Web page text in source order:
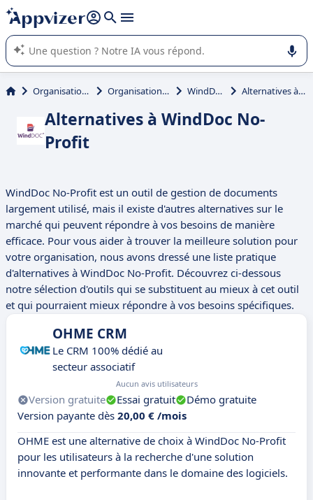
répondre (plusieurs lignes avec
L'IA de Appvizer vous guide dans l'utilisation ou la sélection de
logiciel SaaS en entreprise.
Organisations et associations Organisations à but non lucratif WindDoc No-Profit Alternatives à WindDoc No-Profit
Alternatives à WindDoc No-
Profit
WindDoc No-Profit est un outil de gestion de documents
largement utilisé, mais il existe d'autres alternatives sur le
marché qui peuvent répondre à vos besoins de manière
efficace. Pour vous aider à trouver la meilleure solution pour
votre organisation, nous avons dressé une liste pratique
d'alternatives à WindDoc No-Profit. Découvrez ci-dessous
notre sélection d'outils qui se substituent au mieux à cet outil
et qui pourraient mieux répondre à vos besoins spécifiques.
OHME CRM
Le CRM 100% dédié au
secteur associatif
Aucun avis utilisateurs
Version gratuite Essai gratuit
Démo gratuite
Version payante dès 20,00 € /mois
OHME est une alternative de choix à WindDoc No-Profit
pour les utilisateurs à la recherche d'une solution
innovante et performante dans le domaine des logiciels.